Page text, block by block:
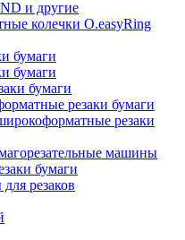
и другие
колечки O.easyRing
бумаги
бумаги
бумаги
резаки бумаги
резаки
машины
бумаги
резаков